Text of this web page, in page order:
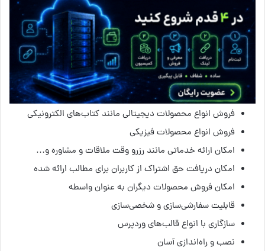
فروش انواع محصولات دیجیتالی مانند کتاب‌های الکترونیکی
فروش انواع محصولات فیزیکی
امکان ارائه خدماتی مانند رزرو وقت ملاقات و مشاوره و…
امکان دریافت حق اشتراک از کاربران برای مطالب ارائه شده
امکان فروش محصولات دیگران به عنوان واسطه
قابلیت سفارشی‌سازی و شخصی‌سازی
سازگاری با انواع قالب‌های وردپرس
نصب و راه‌اندازی آسان